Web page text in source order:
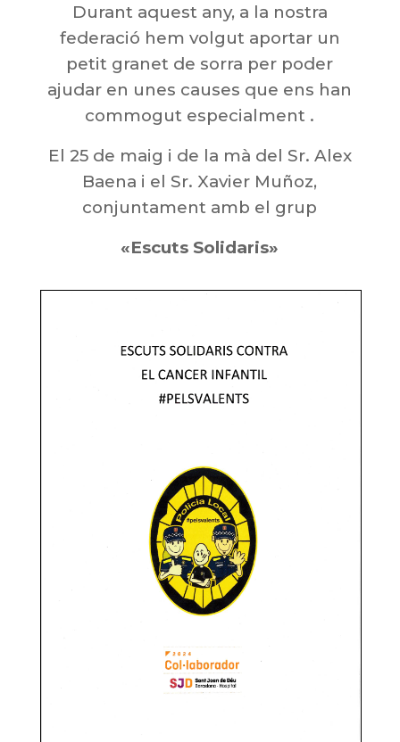
Durant aquest any, a la nostra
federació hem volgut aportar un
petit granet de sorra per poder
ajudar en unes causes que ens han
commogut especialment .
El 25 de maig i de la mà del Sr. Alex
Baena i el Sr. Xavier Muñoz,
conjuntament amb el grup
«Escuts Solidaris»